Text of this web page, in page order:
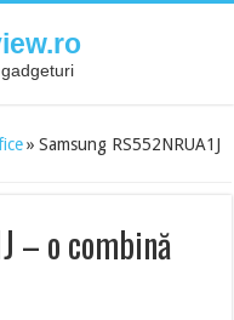
» Samsung RS552NRUA1J
– o combină